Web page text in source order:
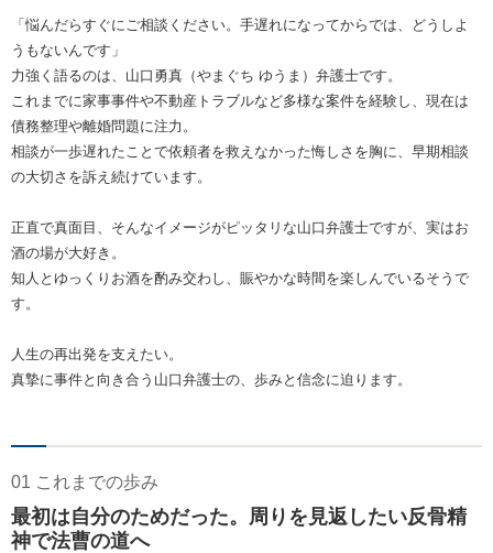
「悩んだらすぐにご相談ください。手遅れになってからでは、どうしよ
うもないんです」
力強く語るのは、山口勇真（やまぐち ゆうま）弁護士です。
これまでに家事事件や不動産トラブルなど多様な案件を経験し、現在は
債務整理や離婚問題に注力。
相談が一歩遅れたことで依頼者を救えなかった悔しさを胸に、早期相談
の大切さを訴え続けています。
正直で真面目、そんなイメージがピッタリな山口弁護士ですが、実はお
酒の場が大好き。
知人とゆっくりお酒を酌み交わし、賑やかな時間を楽しんでいるそうで
す。
人生の再出発を支えたい。
真摯に事件と向き合う山口弁護士の、歩みと信念に迫ります。
01 これまでの歩み
最初は自分のためだった。周りを見返したい反骨精
神で法曹の道へ